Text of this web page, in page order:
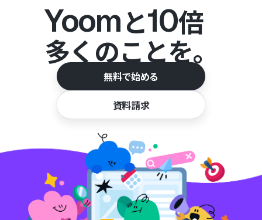
Yoomと10倍
多くのことを。
無料で始める
資料請求